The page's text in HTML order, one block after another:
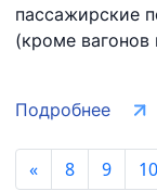
пассажирские
(кроме вагонов
Подробнее
« 8 9 10